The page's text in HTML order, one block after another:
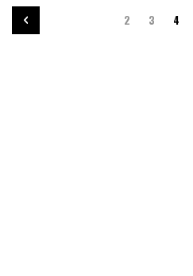
Strona
Wstecz Strona
2 Strona
3 4